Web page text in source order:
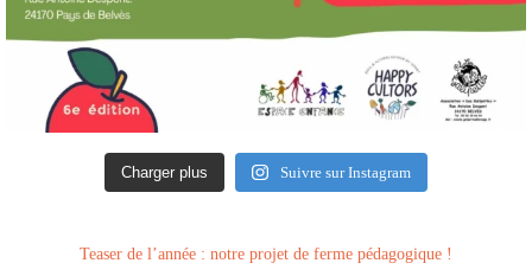
Charger plus Suivre sur Instagram
Teaser de l’année : notre projet de ferme pédagogique !